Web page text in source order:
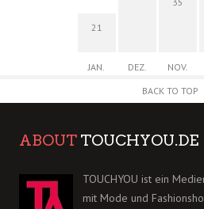
21
JAN. DEZ. NOV.
BACK TO TOP
ABOUT TOUCHYOU.DE
TOUCHYOU ist ein
mit Mode und